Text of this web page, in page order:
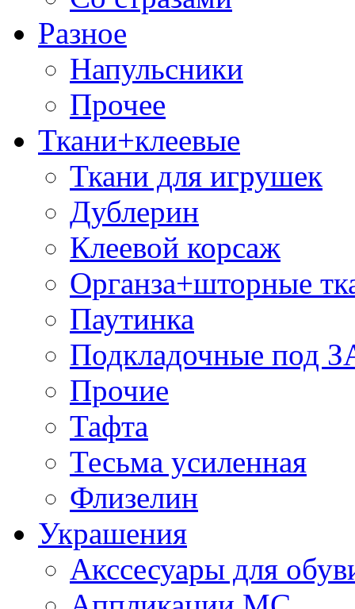
Разное
Напульсники
Прочее
Ткани+клеевые
Ткани для игрушек
Дублерин
Клеевой корсаж
Органза+шторные
Паутинка
Подкладочные под
Прочие
Тафта
Тесьма усиленная
Флизелин
Украшения
Акссесуары для